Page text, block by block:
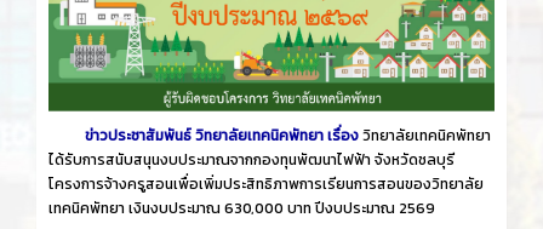
ข่าวประชาสัมพันธ์ วิทยาลัยเทคนิคพัทยา เรื่องวิทยาลัยเทคนิคพัทยา
ได้รับการสนับสนุนงบประมาณจากกองทุนพัฒนาไฟฟ้า จังหวัดชลบุรี
โครงการจ้างครูสอนเพื่อเพิ่มประสิทธิภาพการเรียนการสอนของวิทยาลัย
เทคนิคพัทยา เงินงบประมาณ 630,000 บาท ปีงบประมาณ 2569